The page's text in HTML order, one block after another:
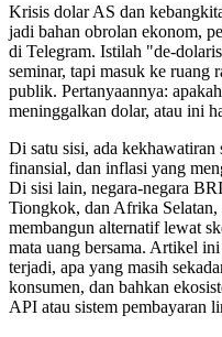
Krisis dolar AS dan
jadi bahan obrolan ekonom,
di Telegram. Istilah "de-
seminar, tapi masuk ke ruang
publik. Pertanyaannya:
meninggalkan dolar, atau ini
Di satu sisi, ada kekhawatiran
finansial, dan inflasi yang
Di sisi lain, negara-negara
Tiongkok, dan Afrika
membangun alternatif lewat
mata uang bersama. Artikel
terjadi, apa yang masih
konsumen, dan bahkan
API atau sistem pembayaran